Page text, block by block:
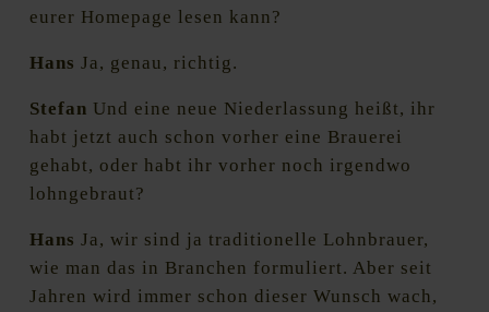
eurer Homepage lesen kann?
Hans Ja, genau, richtig.
Stefan Und eine neue Niederlassung heißt, ihr
habt jetzt auch schon vorher eine Brauerei
gehabt, oder habt ihr vorher noch irgendwo
lohngebraut?
Hans Ja, wir sind ja traditionelle Lohnbrauer,
wie man das in Branchen formuliert. Aber seit
Jahren wird immer schon dieser Wunsch wach,